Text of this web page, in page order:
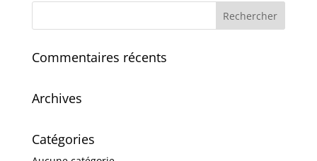
Commentaires récents
Archives
Catégories